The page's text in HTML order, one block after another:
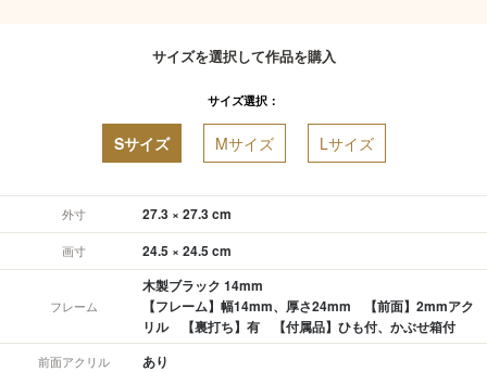
サイズを選択して作品を購入
サイズ選択：
Sサイズ Mサイズ Lサイズ
外寸 27.3 × 27.3 cm
画寸 24.5 × 24.5 cm
フレーム
木製ブラック 14mm
【フレーム】幅14mm、厚さ24mm 【前面】2mmアク
リル 【裏打ち】有 【付属品】ひも付、かぶせ箱付
前面アクリル あり